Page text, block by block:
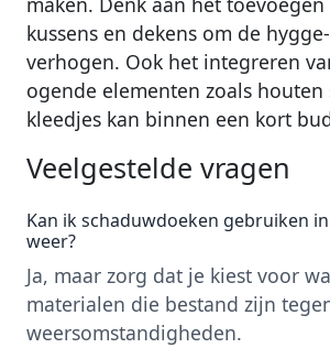
kussens en dekens om de
verhogen. Ook het integreren
ogende elementen zoals
kleedjes kan binnen een kort
Veelgestelde vragen
Kan ik schaduwdoeken gebruiken
weer?
Ja, maar zorg dat je kiest voor
materialen die bestand zijn
weersomstandigheden.